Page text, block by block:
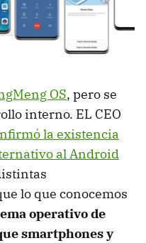
OS, pero se
interno. EL CEO
la existencia
al Android
lo que conocemos
operativo de
smartphones y